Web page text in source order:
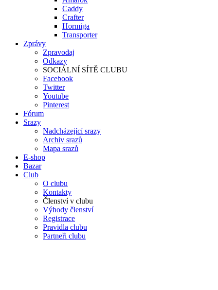
Caddy
Crafter
Hormiga
Transporter
Zprávy
Zpravodaj
Odkazy
SOCIÁLNÍ SÍTĚ CLUBU
Facebook
Twitter
Youtube
Pinterest
Fórum
Srazy
Nadcházející srazy
Archiv srazů
Mapa srazů
E-shop
Bazar
Club
O clubu
Kontakty
Členství v clubu
Výhody členství
Registrace
Pravidla clubu
Partneři clubu